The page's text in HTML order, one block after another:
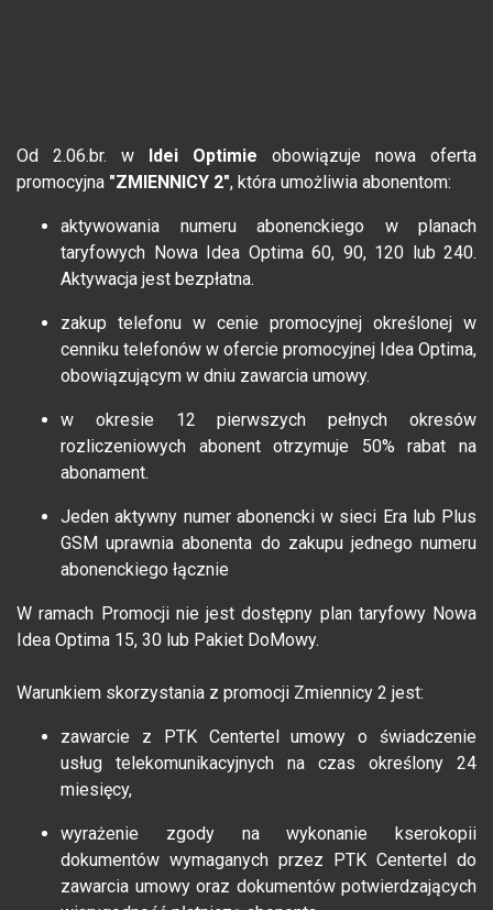
Od 2.06.br. w Idei Optimie obowiązuje nowa oferta
promocyjna "ZMIENNICY 2", która umożliwia abonentom:
aktywowania numeru abonenckiego w planach
taryfowych Nowa Idea Optima 60, 90, 120 lub 240.
Aktywacja jest bezpłatna.
zakup telefonu w cenie promocyjnej określonej w
cenniku telefonów w ofercie promocyjnej Idea Optima,
obowiązującym w dniu zawarcia umowy.
w okresie 12 pierwszych pełnych okresów
rozliczeniowych abonent otrzymuje 50% rabat na
abonament.
Jeden aktywny numer abonencki w sieci Era lub Plus
GSM uprawnia abonenta do zakupu jednego numeru
abonenckiego łącznie
W ramach Promocji nie jest dostępny plan taryfowy Nowa
Idea Optima 15, 30 lub Pakiet DoMowy.
Warunkiem skorzystania z promocji Zmiennicy 2 jest:
zawarcie z PTK Centertel umowy o świadczenie
usług telekomunikacyjnych na czas określony 24
miesięcy,
wyrażenie zgody na wykonanie kserokopii
dokumentów wymaganych przez PTK Centertel do
zawarcia umowy oraz dokumentów potwierdzających